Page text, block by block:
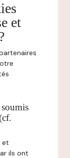
et
et
ils ont